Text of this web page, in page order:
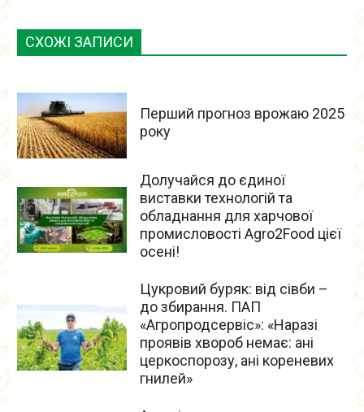
СХОЖІ ЗАПИСИ
Перший прогноз врожаю 2025
року
Долучайся до єдиної
виставки технологій та
обладнання для харчової
промисловості Agro2Food цієї
осені!
Цукровий буряк: від сівби –
до збирання. ПАП
«Агропродсервіс»: «Наразі
проявів хвороб немає: ані
церкоспорозу, ані кореневих
гнилей»